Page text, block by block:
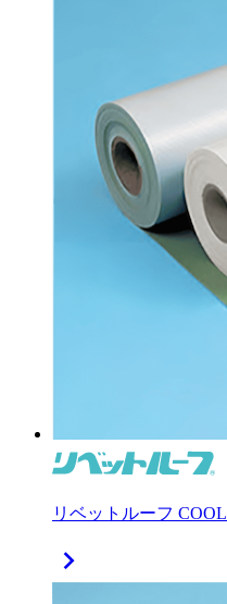
リベットルーフ COOL
chevron_right